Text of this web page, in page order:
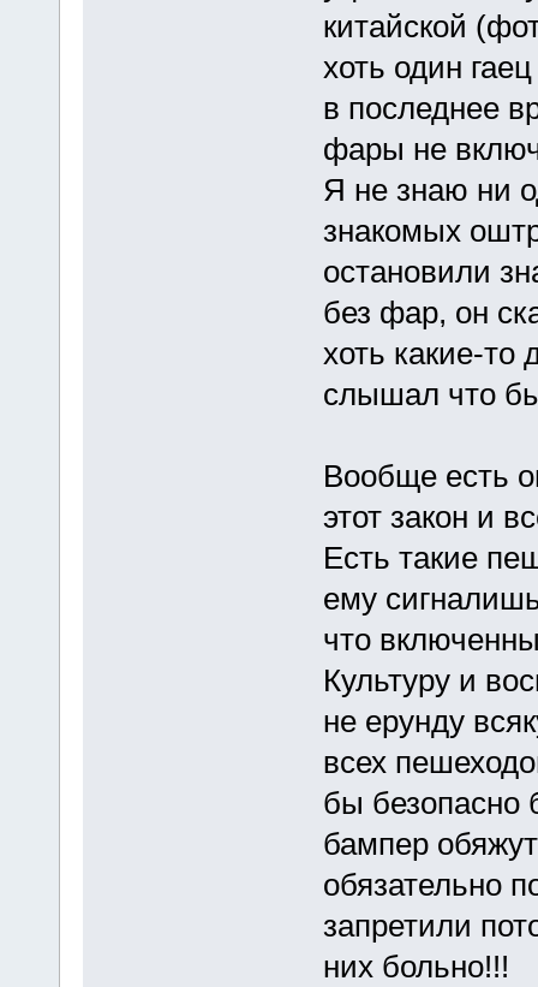
китайской
хоть один
в последнее
фары не
Я не знаю ни
знакомых
остановили
без фар, он
хоть какие-то
слышал что
Вообще есть
этот закон и
Есть такие
ему
что
Культуру и
не ерунду
всех
бы безопасно
бампер
обязательно
запретили
них больно!!!